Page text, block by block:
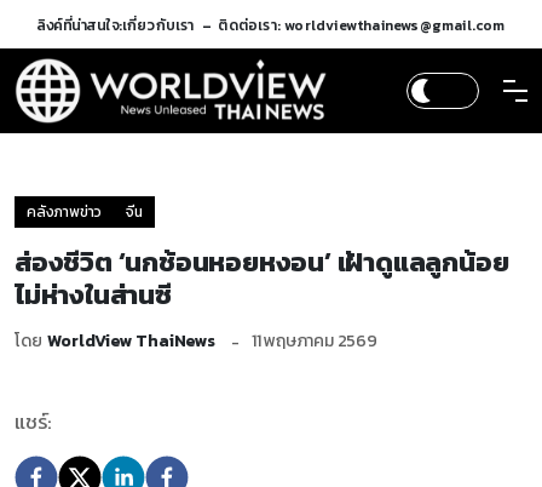
ลิงค์ที่น่าสนใจ:เกี่ยวกับเรา ติดต่อเรา: worldviewthainews@gmail.com
คลังภาพข่าว จีน
ส่องชีวิต ‘นกช้อนหอยหงอน’ เฝ้าดูแลลูกน้อย
ไม่ห่างในส่านซี
โดย WorldView ThaiNews 11 พฤษภาคม 2569
แชร์: